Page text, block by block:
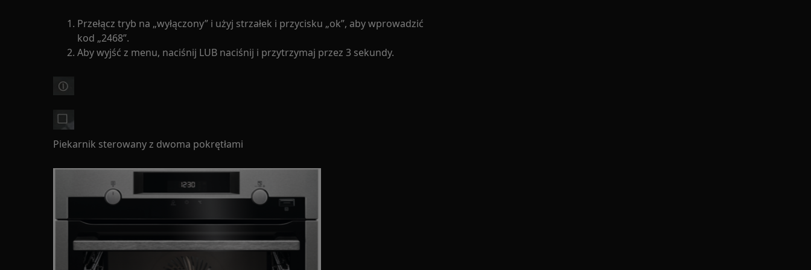
Przełącz tryb na „wyłączony” i użyj strzałek i przycisku „ok”, aby wprowadzić
kod „2468”.
Aby wyjść z menu, naciśnij LUB naciśnij i przytrzymaj przez 3 sekundy.
Piekarnik sterowany z dwoma pokrętłami